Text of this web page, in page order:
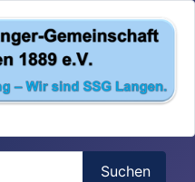
Suchen